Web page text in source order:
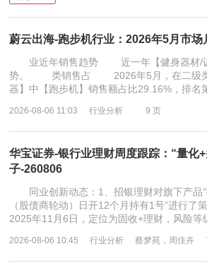
蔚云出海-跑步机行业：2026年5月市场
业近年销售趋势 近一年【健身器材/训
势。 类销售占 2026年5月，在二级类
器】中【跑步机】销售额占比29.16%，
2026-08-06 11:03 行业分析 9 页
华宝证券-银行业理财周度跟踪：“量化
子-260806
同业创新动态：1、招银理财对旗下产品“
（股债商轮动）日开12个月持有1号”进行了
2025年11月6日，定位为固收+理财，风险等
2026-08-06 10:45 行业分析 蔡梦苑，周佳卉